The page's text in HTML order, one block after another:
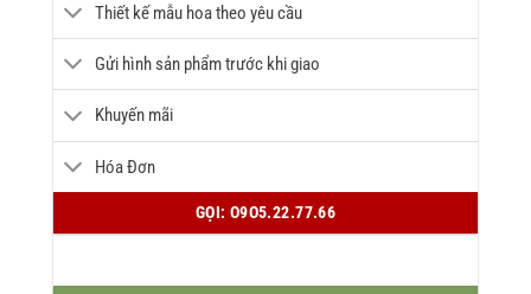
Thiết kế mẫu hoa theo yêu cầu
Gửi hình sản phẩm trước khi giao
Khuyến mãi
Hóa Đơn
GỌI: O9O5.22.77.66